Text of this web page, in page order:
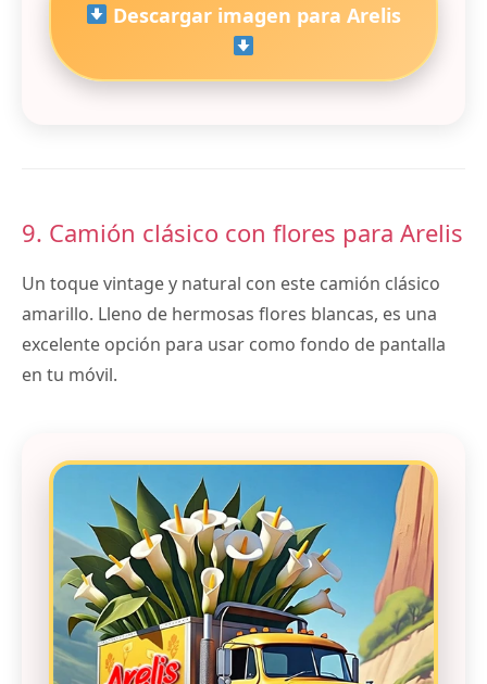
Descargar imagen para Arelis
9. Camión clásico con flores para Arelis
Un toque vintage y natural con este camión clásico
amarillo. Lleno de hermosas flores blancas, es una
excelente opción para usar como fondo de pantalla
en tu móvil.